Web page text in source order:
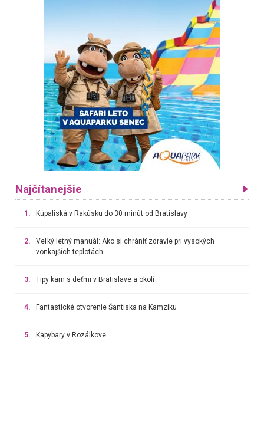
Najčítanejšie
1. Kúpaliská v Rakúsku do 30 minút od Bratislavy
2.
Veľký letný manuál: Ako si chrániť zdravie pri vysokých
vonkajších teplotách
3. Tipy kam s deťmi v Bratislave a okolí
4. Fantastické otvorenie Šantiska na Kamzíku
5. Kapybary v Rozálkove